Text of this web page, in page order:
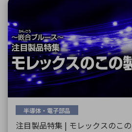
半導体・電子部品
注目製品特集 | モレックスのこ